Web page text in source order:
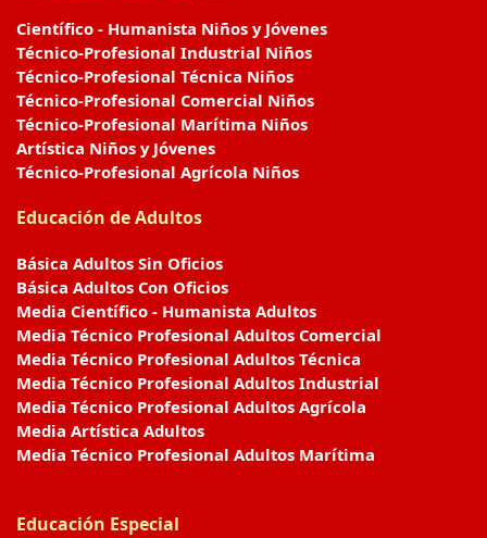
Científico - Humanista Niños y Jóvenes
Técnico-Profesional Industrial Niños
Técnico-Profesional Técnica Niños
Técnico-Profesional Comercial Niños
Técnico-Profesional Marítima Niños
Artística Niños y Jóvenes
Técnico-Profesional Agrícola Niños
Educación de Adultos
Básica Adultos Sin Oficios
Básica Adultos Con Oficios
Media Científico - Humanista Adultos
Media Técnico Profesional Adultos Comercial
Media Técnico Profesional Adultos Técnica
Media Técnico Profesional Adultos Industrial
Media Técnico Profesional Adultos Agrícola
Media Artística Adultos
Media Técnico Profesional Adultos Marítima
Educación Especial